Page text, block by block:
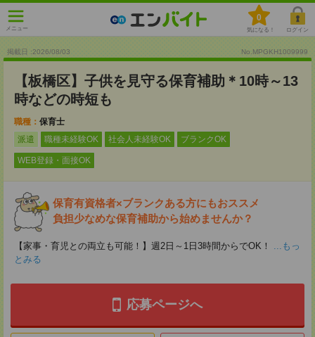
メニュー
0
気になる！ ログイン
掲載日 :2026/08/03 No.MPGKH1009999
【板橋区】子供を見守る保育補助＊10時～13
時などの時短も
職種： 保育士
派遣
職種未経験OK 社会人未経験OK ブランクOK
WEB登録・面接OK
保育有資格者×ブランクある方にもおススメ
負担少なめな保育補助から始めませんか？
【家事・育児との両立も可能！】週2日～1日3時間からでOK！
...もっ
とみる
応募ページへ